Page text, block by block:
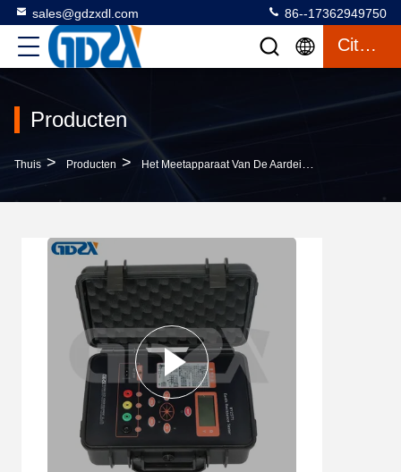
sales@gdzxdl.com 86--17362949750
Citaat
Producten
Thuis > Producten > Het Meetapparaat Van De Aardeisolatie